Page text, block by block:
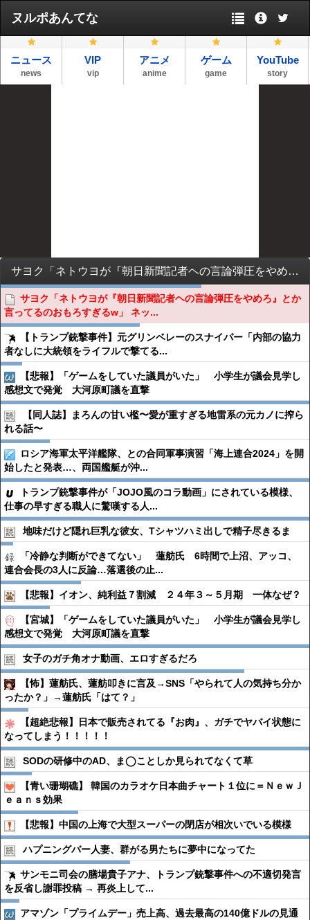
ヌルポあんてな
ニュース
news
VIP
vip
アニメ
anime
ゲーム
game
YouTube
story
サヨク「ネトウヨが『朝日新聞記者ヘの言論弾圧をやめろ』とか言ってるのおもろすぎるw」 ネット民「『言論弾圧は誰に対してもやるべきではない』と筋をとおしてるだけでは？」
サヨク「ネトウヨが『朝日新聞記者ヘの言論弾圧をやめろ』とか
言ってるのおもろすぎるw」 ネッ...
【トランプ銃撃事件】元グリンベレーのスナイパー「内部の協力
者なしに大統領をライフルで撃てる...
【悲報】「ゲームをしていた議員がいた」 小学生が議会見学し
感想文で発覚 大河原町議を直撃
【同人誌】まろんの甘い檻〜愛が重すぎる地雷系の元カノに搾ら
れる話〜
ロシア海軍太平洋艦隊、との合同軍事演習「海上連合2024」を開
始したと発表…、両国艦艇が沖...
トランプ銃撃事件が「JOJO風のコラ動画」にされている模様、
仕事の早すぎる職人に驚嘆する人...
地味だけど隠れ巨乳な彼女、Tシャツハミ出しで精子尽きるま
「冷静な判断ができてない」 蓮舫氏 6時間で上沼、アッコ、
連合会長の3人に反論…落選後の止...
【悲報】イオン、純利益７割減 ２４年３～５月期 一体なぜ？
【宮城】「ゲームをしていた議員がいた」 小学生が議会見学し
感想文で発覚 大河原町議を直撃
女子のガチ角オナ動画、エロすぎるだろ
【怖】蓮舫氏、蓮舫叩きに言及→SNS「やられて人の気持ち分か
ったか？」→蓮舫氏「はて？」
【超絶悲報】日本で販売されてる『お肉』、ガチでヤバイ状態に
なってしまう！！！！！
SODの研修中のAD、ま◯ことしか見られてなくて草
【青い珊瑚礁】 韓国のカラオケ日本曲チャート１位に＝ＮｅｗＪ
ｅａｎｓ効果
【悲報】中国の上海で大型スーパーの閉店が相次いでいる模様
ハプニングバー人妻、群がる男たちに夢中になってた
サンモニ司会の膳場貴子アナ、トランプ銃撃事件への不適切発言
を反省し謝罪投稿 → 再炎上して...
アマゾン「プライムデー」売上高、過去最高の140億ドルの見通